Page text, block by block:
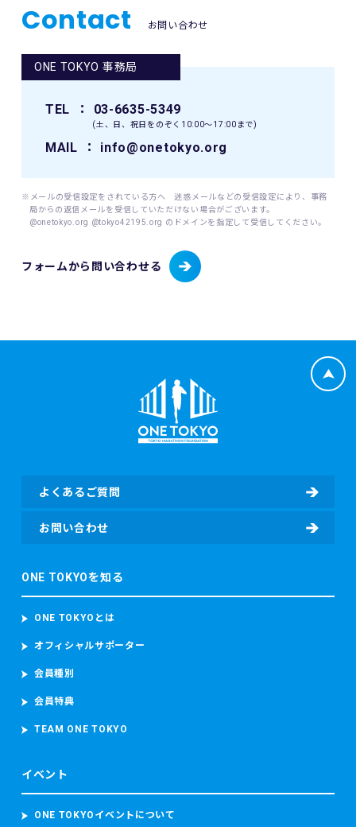
宜の場所に掲示（及び登録されたメールアドレスへの通知
12. 本イベントに関連して生ずる一切の紛争については、東
当財団は、個人情報の取得、利用及び提供を必要とする場合
には、日本工業規格「個人情報保護マネジメントシステム 要
護マネジメントシステムを遵守し、厳正な管理のもとで行い
よる（ご本人が未成年者（18歳未満）の場合はその親権者の
同意を得た）情報の提供(登録、申込等)によることを原則と
します。
内でこれを行います。
(1) 取り扱う個人情報
・東京マラソン等にご応募いただく場合
・東京マラソン等を通じて寄付をしていただく場合
ルアドレス、国籍、パスポート番号（海外エントリーの場
係、日本陸上競技連盟（JAAF）への登録の有無、JAAF ID
等）、応募者のレース種目情報（応募者の障害（視覚障害、
知的障害、車いす）の有無、臓器移植の有無、伴走者の有
無）（該当する場合）、寄付者情報（所属先、住所、電話番
号、部署名、役職、担当者氏名、担当者電子メールアドレ
得し、取り扱います。
・東京マラソン等にご参加いただく場合
検査の結果を取得することがあります。 東京マラソン等に参
加する場合、上記のデータのほか、顔写真、カメラ映像、本
大会記録並び本大会中の中途記録及び推定走行位置情報を含
加者本人であることを確認するため参加者の顔写真を撮影
映像（参加者の容貌が写り込むことがあります。）を撮影
し、これらを取り扱います。
真、カメラ映像、本大会記録並び本大会中の中途記録及び推
参加者の顔写真を撮影し、本大会中におけるコースの安全管
理のために監視カメラ映像（参加者の容貌が写り込むことが
あります。）を撮影し、これらを取り扱います。
Contact お問い合わせ
フォームから問い合わせる
ONE TOKYO 事務局
TEL ： 03-6635-5349
(土、日、祝日をのぞく10:00〜17:00まで)
MAIL ： info@onetokyo.org
※メールの受信設定をされている方へ 迷惑メールなどの受信設定により、事務
局からの返信メールを受信していただけない場合がございます。
@onetokyo.org @tokyo42195.org のドメインを指定して受信してください。
よくあるご質問
お問い合わせ
ONE TOKYOを知る
ONE TOKYOとは
オフィシャルサポーター
会員種別
会員特典
TEAM ONE TOKYO
イベント
ONE TOKYOイベントについて